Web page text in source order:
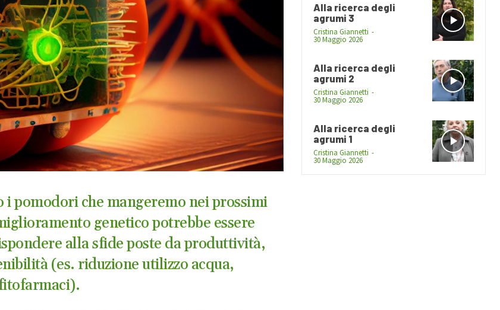
i pomodori che mangeremo nei prossimi
genetico potrebbe essere
alla sfide poste da produttività,
(es. riduzione utilizzo acqua,
Alla ricerca degli
agrumi 3
Cristina Giannetti -
30 Maggio 2026
Alla ricerca degli
agrumi 2
Cristina Giannetti -
30 Maggio 2026
Alla ricerca degli
agrumi 1
Cristina Giannetti -
30 Maggio 2026